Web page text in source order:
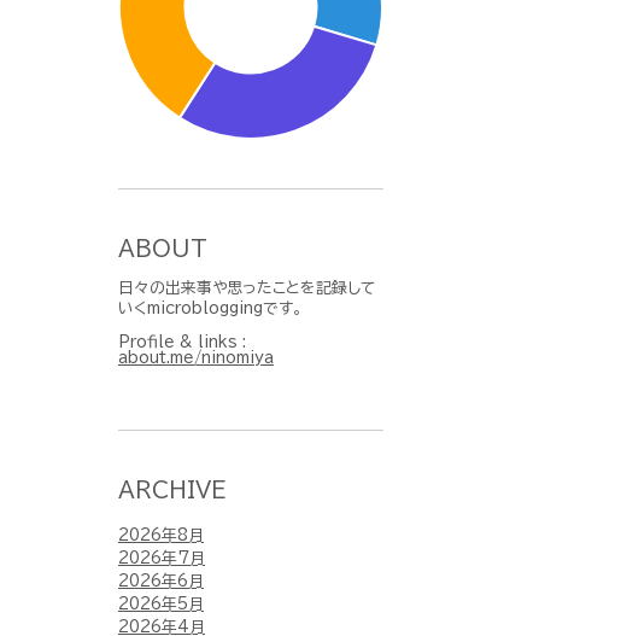
ABOUT
日々の出来事や思ったことを記録して
いくmicrobloggingです。
Profile & links :
about.me/ninomiya
ARCHIVE
2026年8月
2026年7月
2026年6月
2026年5月
2026年4月